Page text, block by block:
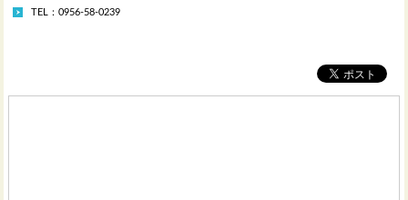
TEL：0956-58-0239